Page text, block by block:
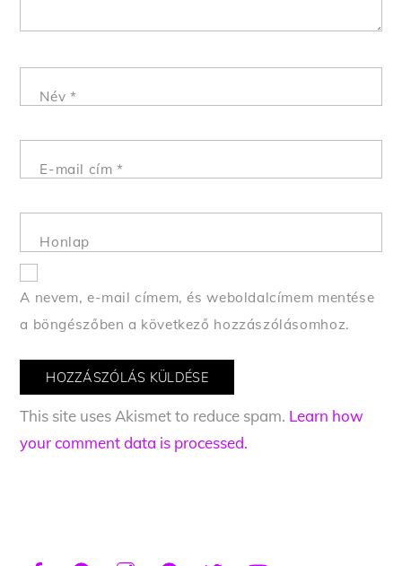
Név *
E-mail cím*
Honlap
A nevem, e-mail címem, és weboldalcímem mentése
a böngészőben a következő hozzászólásomhoz.
This site uses Akismet to reduce spam. Learn how
your comment data is processed.